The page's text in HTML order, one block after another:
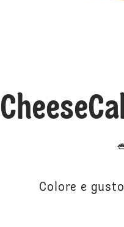
Colore e